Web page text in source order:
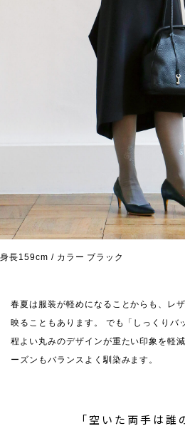
身長159cm / カラー ブラック
春夏は服装が軽めになることからも、レ
映ることもあります。 でも「しっくりバ
程よい丸みのデザインが重たい印象を軽
ーズンもバランスよく馴染みます。
「空いた両手は誰